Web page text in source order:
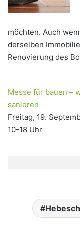
möchten. Auch
derselben
Renovierung des
Messe für bauen –
sanieren
Freitag, 19.
10-18 Uhr